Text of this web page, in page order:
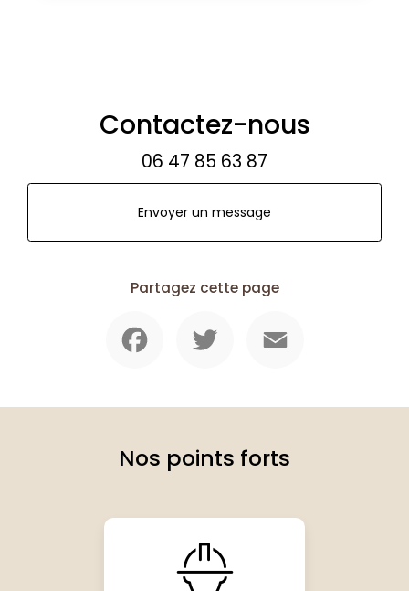
Contactez-nous
06 47 85 63 87
Envoyer un message
Partagez cette page
Nos points forts